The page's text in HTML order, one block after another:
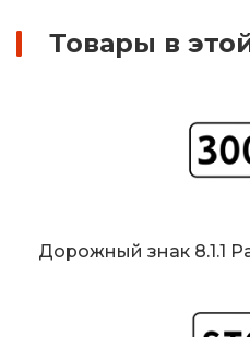
Товары в
Дорожный знак 8.1.1